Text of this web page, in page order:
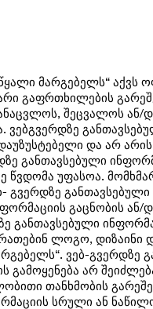
მარგებელს“ აქვს
გაფრთხილების
შეცვალოს ან/
ვებგვერდზე
და არ
განთავსებული
წვდომა უფასოა.
გვერდზე
გაცნობის ან/
განთავსებული
ლოგო, დიზაინი
ვებ-გვერდზე
გამოყენება არ
თანხმობის
სრული ან